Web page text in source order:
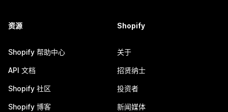
资源
Shopify 帮助中心
API 文档
Shopify 社区
Shopify 博客
Shopify
关于
招贤纳士
投资者
新闻媒体